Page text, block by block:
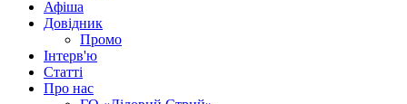
Афіша
Довідник
Промо
Інтерв'ю
Статті
Про нас